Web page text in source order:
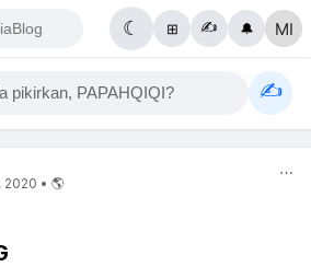
☾ ⊞ ✍️ 🔔
pikirkan, PAPAHQIQI? ✍️
2020 • 🌎
⋯